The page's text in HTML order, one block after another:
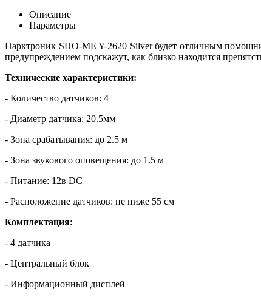
Описание
Параметры
Парктроник SHO-ME Y-2620 Silver будет отличным
предупреждением подскажут, как близко находится
Технические характеристики:
- Количество датчиков: 4
- Диаметр датчика: 20.5мм
- Зона срабатывания: до 2.5 м
- Зона звукового оповещения: до 1.5 м
- Питание: 12в DC
- Расположение датчиков: не ниже 55 см
Комплектация:
- 4 датчика
- Центральный блок
- Информационный дисплей